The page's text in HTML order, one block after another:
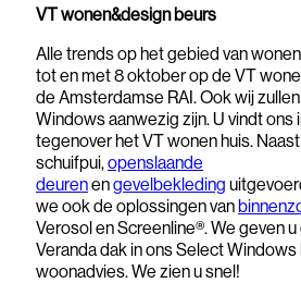
VT wonen&design beurs
Alle trends op het gebied van
tot en met 8 oktober op de VT
de Amsterdamse RAI. Ook wij
Windows aanwezig zijn. U vindt ons
tegenover het VT wonen huis.
schuifpui,openslaande
deurenengevelbekleding
we ook de oplossingen van
Verosol en Screenline®. We geven
Veranda dak in ons Select Windows
woonadvies. We zien u snel!